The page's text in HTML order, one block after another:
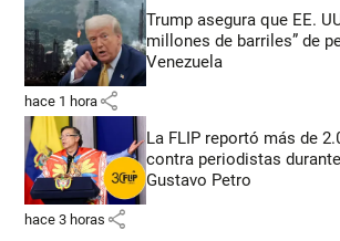
Trump asegura que EE.
millones de barriles” de
Venezuela
hace 1 hora share
La FLIP reportó más de
contra periodistas
Gustavo Petro
hace 3 horas share